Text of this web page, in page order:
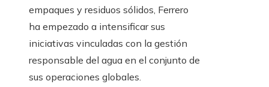
empaques y residuos sólidos, Ferrero
ha empezado a intensificar sus
iniciativas vinculadas con la gestión
responsable del agua en el conjunto de
sus operaciones globales.